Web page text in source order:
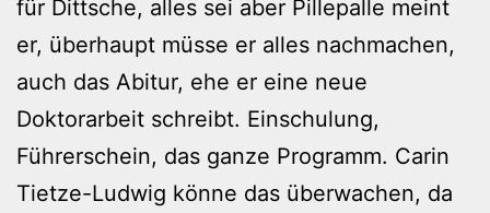
für Dittsche, alles sei aber Pillepalle meint
er, überhaupt müsse er alles nachmachen,
auch das Abitur, ehe er eine neue
Doktorarbeit schreibt. Einschulung,
Führerschein, das ganze Programm. Carin
Tietze-Ludwig könne das überwachen, da